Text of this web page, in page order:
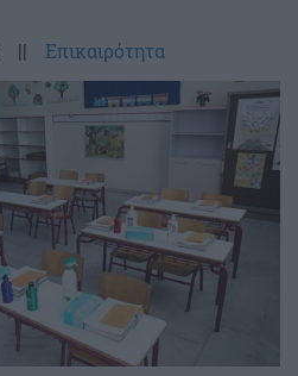
|| Επικαιρότητα